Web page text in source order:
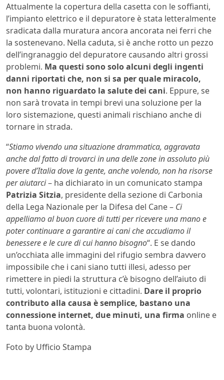
Attualmente la copertura della casetta con le soffianti,
l’impianto elettrico e il depuratore è stata letteralmente
sradicata dalla muratura ancora ancorata nei ferri che
la sostenevano. Nella caduta, si è anche rotto un pezzo
dell’ingranaggio del depuratore causando altri grossi
problemi. Ma questi sono solo alcuni degli ingenti
danni riportati che, non si sa per quale miracolo,
non hanno riguardato la salute dei cani. Eppure, se
non sarà trovata in tempi brevi una soluzione per la
loro sistemazione, questi animali rischiano anche di
tornare in strada.
“Stiamo vivendo una situazione drammatica, aggravata
anche dal fatto di trovarci in una delle zone in assoluto più
povere d’Italia dove la gente, anche volendo, non ha risorse
per aiutarci– ha dichiarato in un comunicato stampa
Patrizia Sitzia, presidente della sezione di Carbonia
della Lega Nazionale per la Difesa del Cane – Ci
appelliamo al buon cuore di tutti per ricevere una mano e
poter continuare a garantire ai cani che accudiamo il
benessere e le cure di cui hanno bisogno“. E se dando
un’occhiata alle immagini del rifugio sembra davvero
impossibile che i cani siano tutti illesi, adesso per
rimettere in piedi la struttura c’è bisogno dell’aiuto di
tutti, volontari, istituzioni e cittadini. Dare il proprio
contributo alla causa è semplice, bastano una
connessione internet, due minuti, una firma online e
tanta buona volontà.
Foto by Ufficio Stampa